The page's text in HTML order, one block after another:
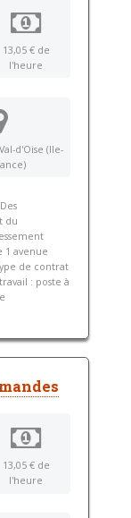
13,05 € de
l'heure
d'Oise (Ile-
du
1 avenue
de contrat
: poste à
13,05 € de
l'heure